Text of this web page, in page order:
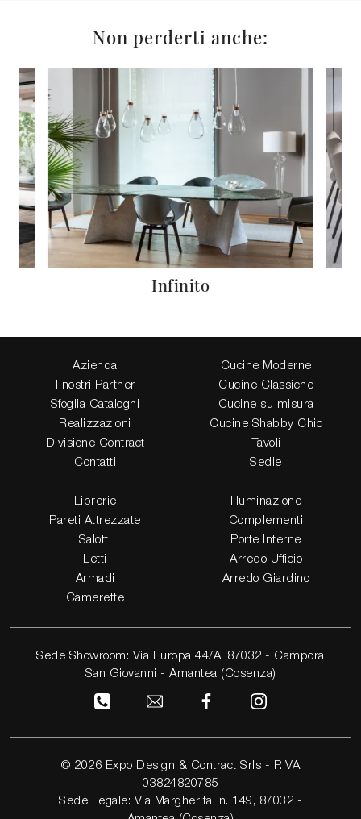
Non perderti anche:
Infinito
Azienda
I nostri Partner
Sfoglia Cataloghi
Realizzazioni
Divisione Contract
Contatti
Cucine Moderne
Cucine Classiche
Cucine su misura
Cucine Shabby Chic
Tavoli
Sedie
Librerie
Pareti Attrezzate
Salotti
Letti
Armadi
Camerette
Illuminazione
Complementi
Porte Interne
Arredo Ufficio
Arredo Giardino
Sede Showroom: Via Europa 44/A, 87032 - Campora
San Giovanni - Amantea (Cosenza)
© 2026 Expo Design & Contract Srls - P.IVA
03824820785
Sede Legale: Via Margherita, n. 149, 87032 -